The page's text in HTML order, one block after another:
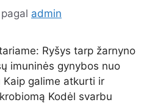
pagal admin
Ryšys tarp žarnyno
imuninės gynybos nuo
galime atkurti ir
Kodėl svarbu